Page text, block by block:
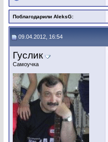
Поблагодарили AleksG:
09.04.2012, 16:54
Гуслик
Самоучка